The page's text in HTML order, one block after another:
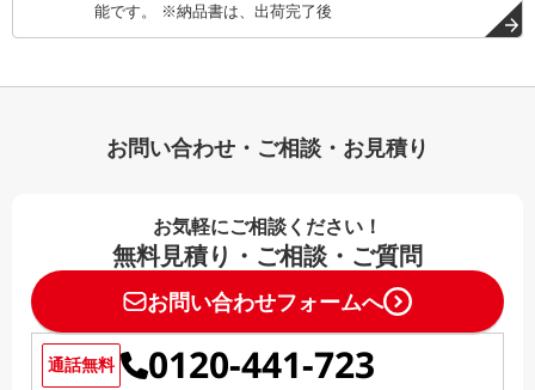
能です。 ※納品書は、出荷完了後
お問い合わせ・ご相談・お見積り
お気軽にご相談ください！
無料見積り・ご相談・ご質問
お問い合わせフォームへ
通話無料 0120-441-723